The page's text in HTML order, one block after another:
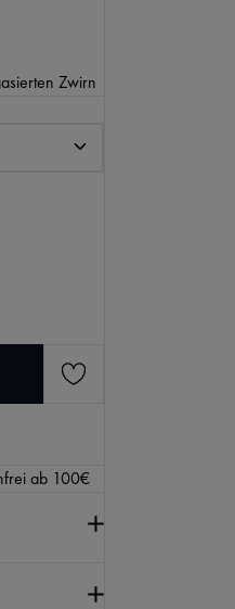
Zwirn
oder benutze die
ab 100€